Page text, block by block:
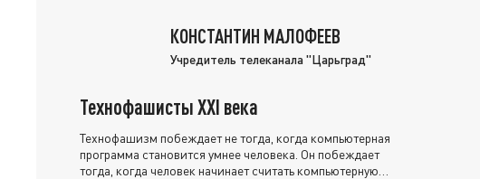
КОНСТАНТИН МАЛОФЕЕВ
Учредитель телеканала "Царьград"
Технофашисты XXI века
Технофашизм побеждает не тогда, когда компьютерная
программа становится умнее человека. Он побеждает
тогда, когда человек начинает считать компьютерную